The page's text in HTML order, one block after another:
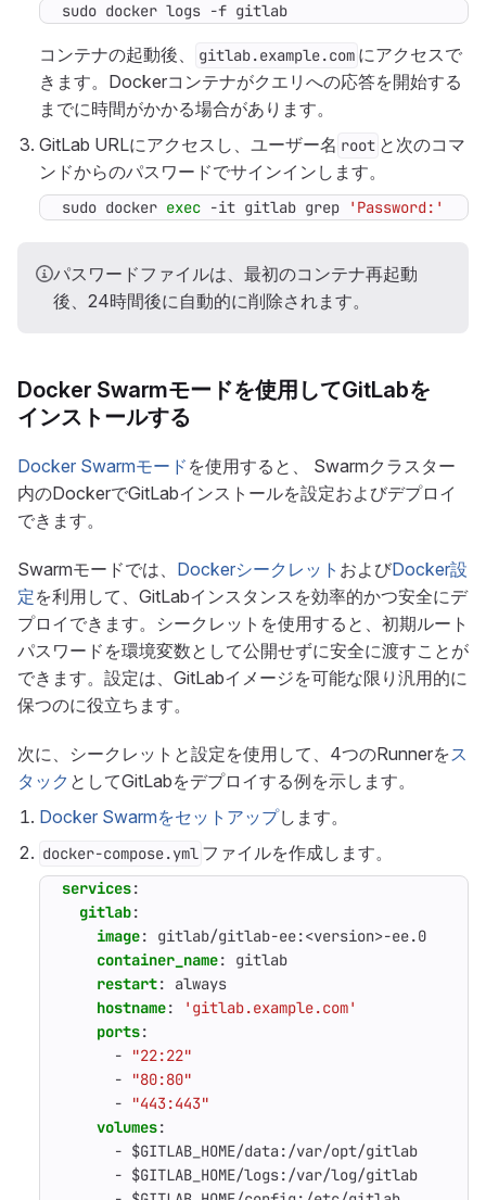
sudo docker logs -f gitlab
コンテナの起動後、 gitlab.example.com にアクセスで
きます。Dockerコンテナがクエリへの応答を開始する
までに時間がかかる場合があります。
GitLab URLにアクセスし、ユーザー名 root と次のコマ
ンドからのパスワードでサインインします。
sudo docker exec -it gitlab grep 'Password:'
パスワードファイルは、最初のコンテナ再起動
後、24時間後に自動的に削除されます。
Docker Swarmモードを使用してGitLabを
インストールする
Docker Swarmモード を使用すると、 Swarmクラスター
内のDockerでGitLabインストールを設定およびデプロイ
できます。
Swarmモードでは、 Dockerシークレット およびDocker設
定を利用して、GitLabインスタンスを効率的かつ安全にデ
プロイできます。シークレットを使用すると、初期ルート
パスワードを環境変数として公開せずに安全に渡すことが
できます。設定は、GitLabイメージを可能な限り汎用的に
保つのに役立ちます。
次に、シークレットと設定を使用して、4つのRunnerをス
タック としてGitLabをデプロイする例を示します。
Docker Swarmをセットアップします。
docker-compose.yml ファイルを作成します。
services:
gitlab:
image:
gitlab/gitlab-ee:<version>-ee.0
container_name:
gitlab
restart:
always
hostname:
'gitlab.example.com'
ports:
-
"22:22"
-
"80:80"
-
"443:443"
volumes:
- $GITLAB_HOME/data:/var/opt/gitlab
- $GITLAB_HOME/logs:/var/log/gitlab